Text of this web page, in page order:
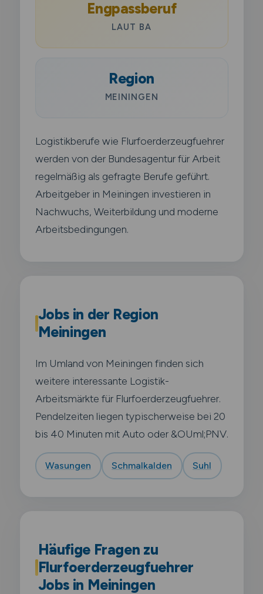
Engpassberuf
LAUT BA
Region
MEININGEN
Logistikberufe wie Flurfoerderzeugfuehrer
werden von der Bundesagentur für Arbeit
regelmäßig als gefragte Berufe geführt.
Arbeitgeber in Meiningen investieren in
Nachwuchs, Weiterbildung und moderne
Arbeitsbedingungen.
Jobs in der Region
Meiningen
Im Umland von Meiningen finden sich
weitere interessante Logistik-
Arbeitsmärkte für Flurfoerderzeugfuehrer.
Pendelzeiten liegen typischerweise bei 20
bis 40 Minuten mit Auto oder &OUml;PNV.
Wasungen Schmalkalden Suhl
Häufige Fragen zu
Flurfoerderzeugfuehrer
Jobs in Meiningen